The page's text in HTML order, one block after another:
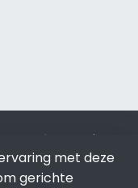
SEO-bureau
Lion
resultaten?SEO
van Lion
met deze
gerichte